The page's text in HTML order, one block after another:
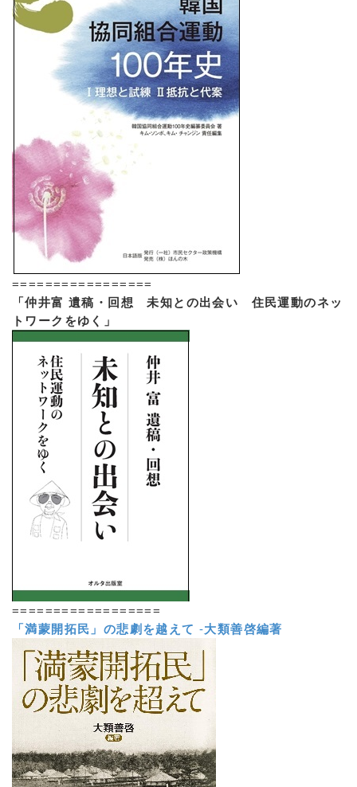
=================
「仲井富 遺稿・回想 未知との出会い 住民運動のネッ
トワークをゆく」
==================
「満蒙開拓民」の悲劇を越えて -大類善啓編著